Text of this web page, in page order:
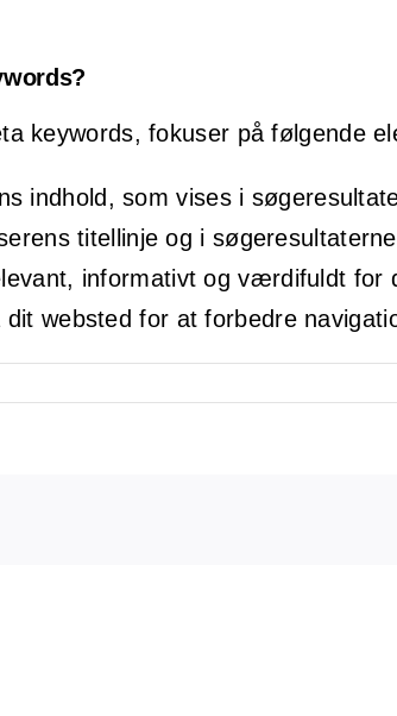
keywords, fokuser på følgende
indhold, som vises i
titellinje og i
informativt og værdifuldt for
websted for at forbedre